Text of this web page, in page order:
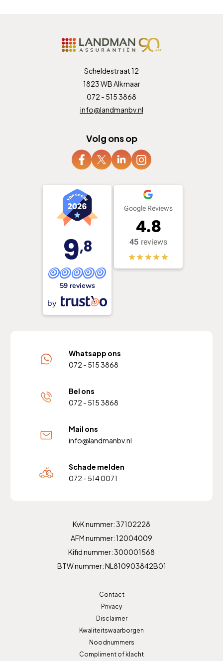
Scheldestraat 12
1823 WB Alkmaar
072 - 515 3868
info@landmanbv.nl
Volg ons op
9,8
59 reviews
by
Google Reviews
4.8
45 reviews
Whatsapp ons
072 - 515 3868
Bel ons
072 - 515 3868
Mail ons
info@landmanbv.nl
Schade melden
072 - 514 0071
KvK nummer: 37102228
AFM nummer: 12004009
Kifid nummer: 300001568
BTW nummer: NL810903842B01
Contact
Privacy
Disclaimer
Kwaliteitswaarborgen
Noodnummers
Compliment of klacht